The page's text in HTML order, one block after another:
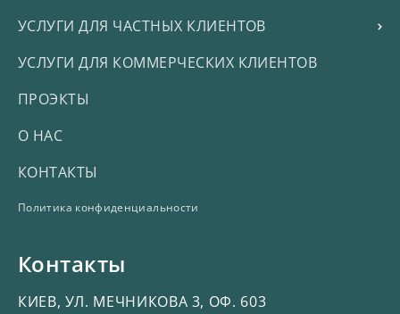
УСЛУГИ ДЛЯ ЧАСТНЫХ КЛИЕНТОВ
УСЛУГИ ДЛЯ КОММЕРЧЕСКИХ КЛИЕНТОВ
ПРОЭКТЫ
О НАС
КОНТАКТЫ
Политика конфиденциальности
Контакты
КИЕВ, УЛ. МЕЧНИКОВА 3, ОФ. 603